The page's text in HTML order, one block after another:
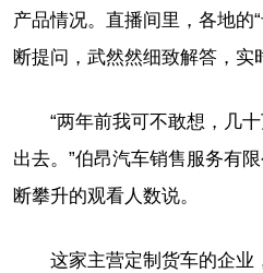
产品情况。直播间里，各地的
断提问，武然然细致解答，实
“两年前我可不敢想，几
出去。”伯昂汽车销售服务有
断攀升的观看人数说。
这家主营定制货车的企业